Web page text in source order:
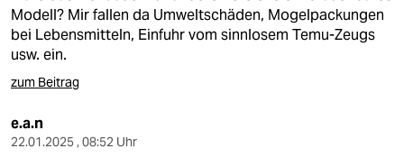
Modell? Mir fallen da Umweltschäden, Mogelpackungen
bei Lebensmitteln, Einfuhr vom sinnlosem Temu-Zeugs
usw. ein.
zum Beitrag
e.a.n
22.01.2025 , 08:52 Uhr